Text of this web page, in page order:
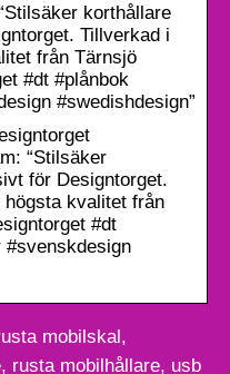
korthållare
Tillverkad i
från Tärnsjö
#dt #plånbok
#swedishdesign”
“Stilsäker
för Designtorget.
kvalitet från
#dt
#svenskdesign
mobilskal,
rusta mobilhållare, usb